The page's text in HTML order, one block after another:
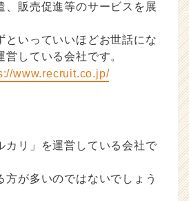
、販売促進等のサービスを展
といっていいほどお世話にな
営している会社です。
www.recruit.co.jp/
カリ」を運営している会社で
方が多いのではないでしょう